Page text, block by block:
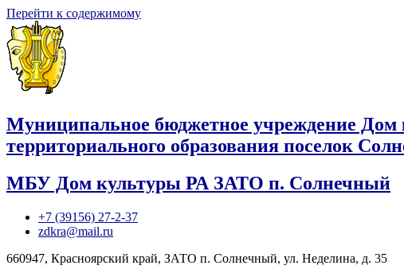
Перейти к содержимому
Муниципальное бюджетное учреждение
территориального образования поселок
МБУ Дом культуры РА ЗАТО п. Солнечный
+7 (39156) 27-2-37
zdkra@mail.ru
660947, Красноярский край, ЗАТО п. Солнечный, ул. Неделина, д. 35